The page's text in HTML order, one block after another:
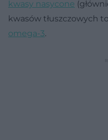
kwasy nasycone
kwasów tłuszczowych
omega-3.